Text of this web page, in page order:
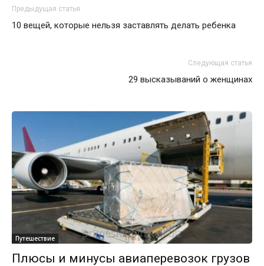
Предыдущая статья
10 вещей, которые нельзя заставлять делать ребенка
Следующая статья
29 высказываний о женщинах
Путешествие
Плюсы и минусы авиаперевозок грузов